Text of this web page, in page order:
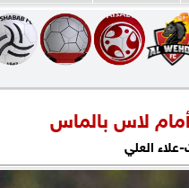
أمام لاس بالماس
العلي